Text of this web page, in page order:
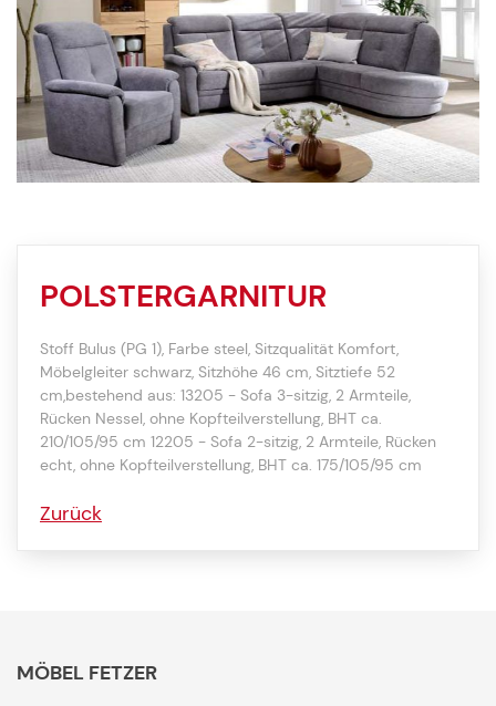
POLSTERGARNITUR
Stoff Bulus (PG 1), Farbe steel, Sitzqualität Komfort,
Möbelgleiter schwarz, Sitzhöhe 46 cm, Sitztiefe 52
cm,bestehend aus: 13205 - Sofa 3-sitzig, 2 Armteile,
Rücken Nessel, ohne Kopfteilverstellung, BHT ca.
210/105/95 cm 12205 - Sofa 2-sitzig, 2 Armteile, Rücken
echt, ohne Kopfteilverstellung, BHT ca. 175/105/95 cm
Zurück
MÖBEL FETZER